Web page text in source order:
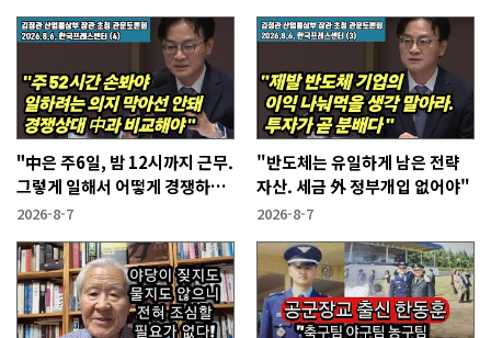
"中은 주6일, 밤 12시까지 근무.
그렇게 일해서 어떻게 경쟁하냐
반문하더라"
2026-8-7
"반도체는 유일하게 남은 전략
자산. 세금 外 정부개입 없어야"
2026-8-7